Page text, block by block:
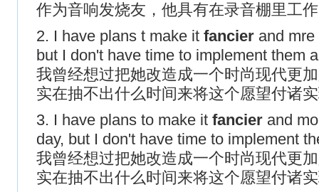
作为音响发烧友，他具有在录音棚里工
2. I have plans t make it fancier and
but I don't have time to implement them
我曾经想过把她改造成一个时尚现代更
实在抽不出什么时间来将这个愿望付诸
3. I have plans to make it fancier and
day, but I don't have time to implement
我曾经想过把她改造成一个时尚现代更
实在抽不出什么时间来将这个愿望付诸